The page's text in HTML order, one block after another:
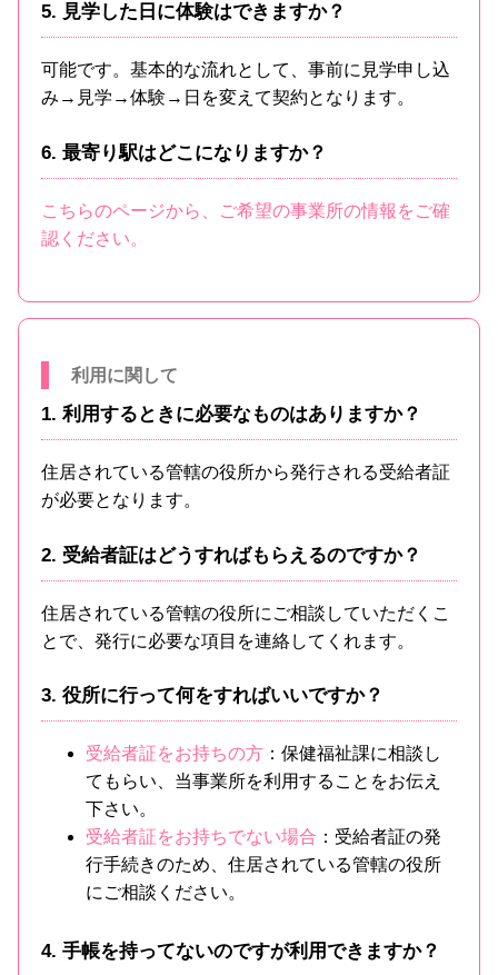
5. 見学した日に体験はできますか？
可能です。基本的な流れとして、事前に見学申し込
み→見学→体験→日を変えて契約となります。
6. 最寄り駅はどこになりますか？
こちらのページから、ご希望の事業所の情報をご確
認ください。
利用に関して
1. 利用するときに必要なものはありますか？
住居されている管轄の役所から発行される受給者証
が必要となります。
2. 受給者証はどうすればもらえるのですか？
住居されている管轄の役所にご相談していただくこ
とで、発行に必要な項目を連絡してくれます。
3. 役所に行って何をすればいいですか？
受給者証をお持ちの方 ：保健福祉課に相談し
てもらい、当事業所を利用することをお伝え
下さい。
受給者証をお持ちでない場合 ：受給者証の発
行手続きのため、住居されている管轄の役所
にご相談ください。
4. 手帳を持ってないのですが利用できますか？